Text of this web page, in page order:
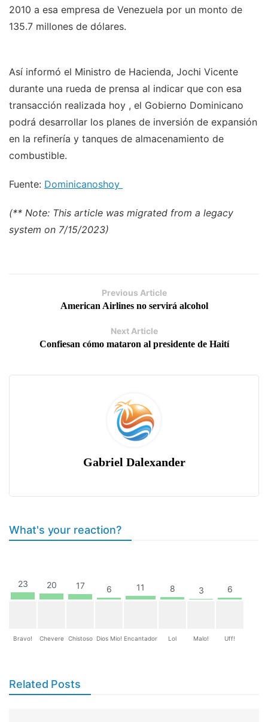
2010 a esa empresa de Venezuela por un monto de
135.7 millones de dólares.
Así informó el Ministro de Hacienda, Jochi Vicente
durante una rueda de prensa al indicar que con esa
transacción realizada hoy , el Gobierno Dominicano
podrá desarrollar los planes de inversión de expansión
en la refinería y tanques de almacenamiento de
combustible.
Fuente: Dominicanoshoy
(** Note: This article was migrated from a legacy
system on 7/15/2023)
Previous Article
American Airlines no servirá alcohol
Next Article
Confiesan cómo mataron al presidente de Haití
Gabriel Dalexander
What's your reaction?
23
Bravo!
20
Chevere
17
Chistoso
6
Dios Mio!
11
Encantador
8
Lol
3
Malo!
6
Uff!
Related Posts